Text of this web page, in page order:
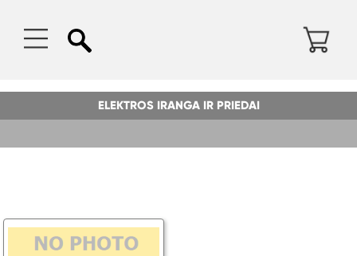
ELEKTROS IRANGA IR PRIEDAI